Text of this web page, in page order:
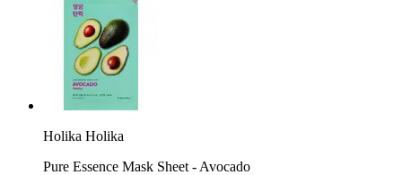
Holika Holika
Pure Essence Mask Sheet - Avocado